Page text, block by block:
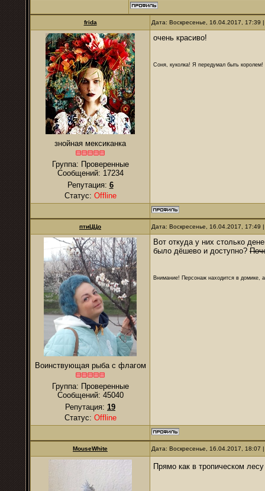
frida Дата: Воскресенье, 16.04.2017,
знойная мексиканка
Группа: Проверенные
Сообщений: 17234
Репутация: 6
Статус: Offline
очень красиво!
Соня, куколка! Я передумал быть
птиЦЦо Дата: Воскресенье, 16.04.2017,
Воинствующая рыба с флагом
Группа: Проверенные
Сообщений: 45040
Репутация: 19
Статус: Offline
Вот откуда у них столько
было дёшево и доступно?
Внимание! Персонаж находится в домике,
MouseWhite Дата: Воскресенье, 16.04.2017,
Прямо как в тропическом